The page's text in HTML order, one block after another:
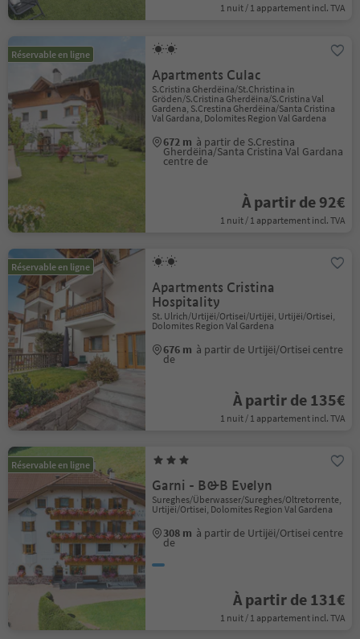
1 nuit / 1 appartement incl. TVA
Réservable en ligne
Apartments Culac
S.Cristina Gherdëina/St.Christina in
Gröden/S.Cristina Gherdëina/S.Cristina Val
Gardena, S.Crestina Gherdëina/Santa Cristina
Val Gardana, Dolomites Region Val Gardena
672 m à partir de S.Crestina
Gherdëina/Santa Cristina Val Gardana
centre de
À partir de 92€
1 nuit / 1 appartement incl. TVA
Réservable en ligne
Apartments Cristina
Hospitality
St. Ulrich/Urtijëi/Ortisei/Urtijëi, Urtijëi/Ortisei,
Dolomites Region Val Gardena
676 m à partir de Urtijëi/Ortisei centre
de
À partir de 135€
1 nuit / 1 appartement incl. TVA
Réservable en ligne
Garni - B&B Evelyn
Sureghes/Überwasser/Sureghes/Oltretorrente,
Urtijëi/Ortisei, Dolomites Region Val Gardena
308 m à partir de Urtijëi/Ortisei centre
de
À partir de 131€
1 nuit / 1 appartement incl. TVA